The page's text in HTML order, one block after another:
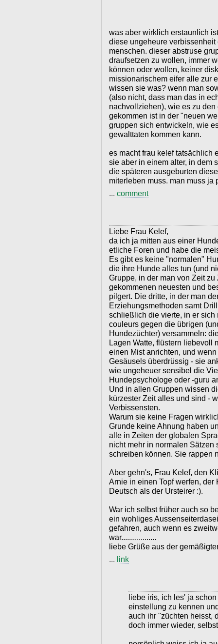
was aber wirklich erstaunlich
diese ungeheure
menschen. dieser abstruse
draufsetzen zu wollen, immer
können oder wollen, keiner
missionarischem eifer alle zur
wissen sie was? wenn man
(also nicht, dass man das in
nachvollziehen), wie es zu
gekommen ist in der "neuen
gruppen sich entwickeln, wie
gewalttaten kommen kann.
es macht frau kelef tatsächlich
sie aber in einem alter, in dem
die späteren ausgeburten
miterleben muss. man muss ja
... comment
Liebe Frau Kelef,
da ich ja mitten aus einer
etliche Foren und habe die
Es gibt es keine "normalen"
die ihre Hunde alles tun (und
Gruppe, in der man von Zeit
gekommenen neuesten und
pilgert. Die dritte, in der man
Erziehungsmethoden samt
schließlich die vierte, in er sich
couleurs gegen die übrigen
Hundezüchter) versammeln:
Lagen Watte, flüstern liebevoll
einen Mist anrichten, und
Gesäusels überdrüssig - sie
wie ungeheuer sensibel die
Hundepsychologe oder -guru
Und in allen Gruppen wissen
kürzester Zeit alles und sind -
Verbissensten.
Warum sie keine Fragen
Grunde keine Ahnung haben
alle in Zeiten der globalen
nicht mehr in normalen
schreiben können. Sie rappen
Aber gehn's, Frau Kelef, den
Arnie in einen Topf werfen,
Deutsch als der Ursteirer :).
War ich selbst früher auch so
ein wohliges
gefahren, auch wenn es
war..................
liebe Grüße aus der
... link
liebe iris, ich les' ja
einstellung zu kennen
auch ihr "züchten heisst,
doch immer wieder,